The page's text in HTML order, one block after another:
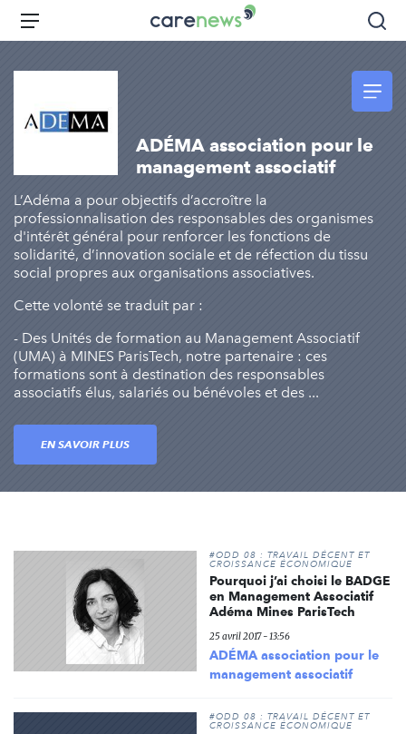
Aller
principal
Carenews,
Le
l'engagement
Menu
ADÉMA association pour le
management associatif
L’Adéma a pour objectifs d’accroître la
professionnalisation des responsables des organismes
d'intérêt général pour renforcer les fonctions de
solidarité, d’innovation sociale et de réfection du tissu
social propres aux organisations associatives.
Cette volonté se traduit par :
- Des Unités de formation au Management Associatif
(UMA) à MINES ParisTech, notre partenaire : ces
formations sont à destination des responsables
associatifs élus, salariés ou bénévoles et des ...
EN SAVOIR PLUS
#ODD 08 : TRAVAIL DÉCENT ET
CROISSANCE ÉCONOMIQUE
Pourquoi j’ai choisi le BADGE
en Management Associatif
Adéma Mines ParisTech
25 avril 2017 - 13:56
ADÉMA association pour le
management associatif
#ODD 08 : TRAVAIL DÉCENT ET
CROISSANCE ÉCONOMIQUE